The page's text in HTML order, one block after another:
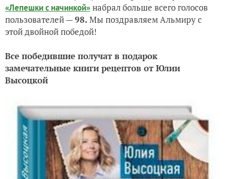
«Лепешки с начинкой»набрал больше всего голосов
пользователей —98. Мы поздравляем Альмиру с
этой двойной победой!
Все победившие получат в подарок
замечательные книги рецептов от Юлии
Высоцкой